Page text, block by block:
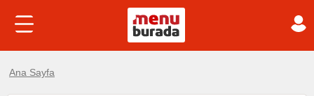
Ana Sayfa